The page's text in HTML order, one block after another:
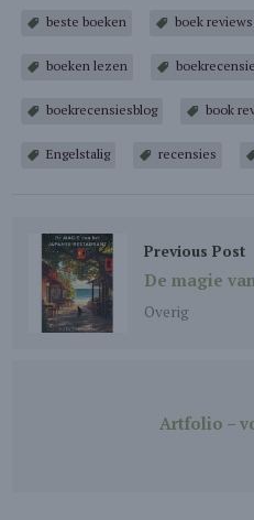
beste boeken boek reviews
boeken lezen
boekrecensiesblog book
Engelstalig recensies
Previous Post
De magie
Overig
Artfolio –